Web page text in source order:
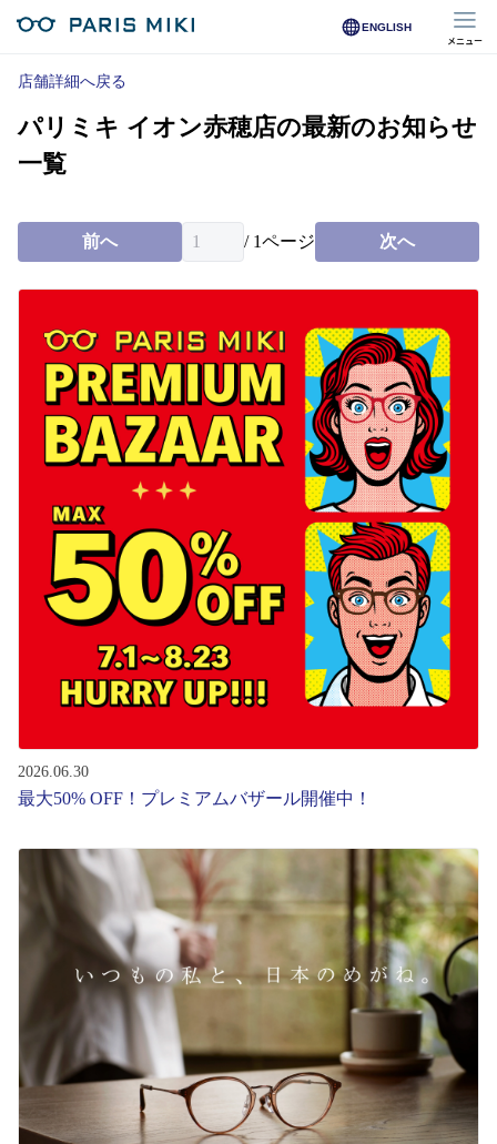
ENGLISH
メニュー
マイページ
Opera Club会員
※店舗で会員登録された方
オンラインショップ会員
※オンラインで会員登録された方
店舗を探す
店舗検索/来店予約
商品を探す
メガネ
レンズ
サングラス
補聴器
コンタクトレンズ
ブランドを探す
ブランド一覧
コンテンツを探す
スタッフコンテンツ
スタッフコンテンツ一覧
店舗詳細へ戻る
パリミキ イオン赤穂店の最新のお知らせ
一覧
前へ / 1ページ 次へ
2026.06.30
最大50% OFF！プレミアムバザール開催中！